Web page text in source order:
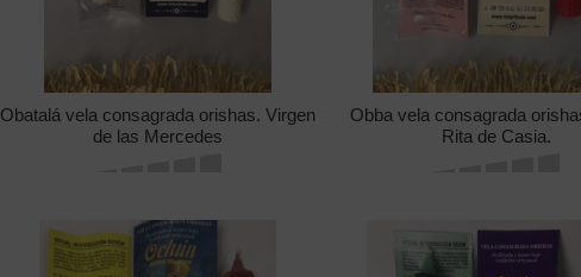
Obatalá vela consagrada orishas. Virgen
de las Mercedes
Obba vela consagrada
Rita de Casia.